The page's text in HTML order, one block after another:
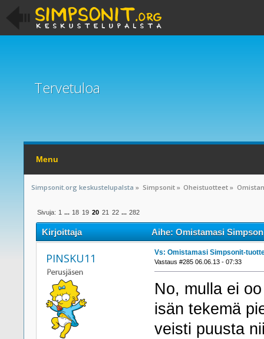
Tervetuloa
Menu
Simpsonit.org keskustelupalsta » Simpsonit» Oheistuotteet »
Sivuja: 1 ... 18 19 20 21 22 ... 282
Kirjoittaja Aihe: Omistamasi
PINSKU11 Vs: Omistamasi Simpsonit-
Vastaus #285 06.06.13 - 07:33
No, mulla ei
isän tekemä
veisti puusta